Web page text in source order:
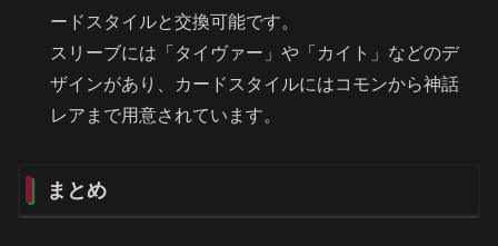
ードスタイルと交換可能です。
スリーブには「タイヴァー」や「カイト」などのデ
ザインがあり、カードスタイルにはコモンから神話
レアまで用意されています。
まとめ